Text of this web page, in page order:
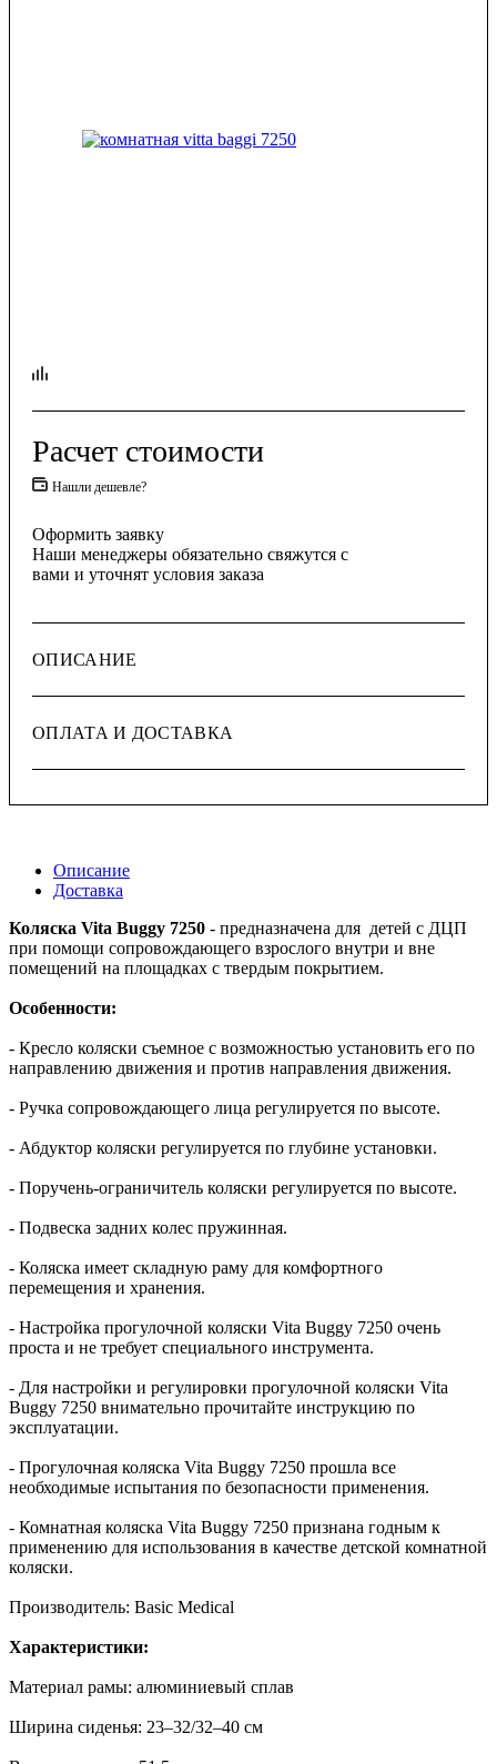
Расчет стоимости
Нашли дешевле?
Оформить заявку
Наши менеджеры обязательно свяжутся с
вами и уточнят условия заказа
ОПИСАНИЕ
ОПЛАТА И ДОСТАВКА
Описание
Доставка
Коляска Vita Buggy 7250 - предназначена для детей с ДЦП
при помощи сопровождающего взрослого внутри и вне
помещений на площадках с твердым покрытием.
Особенности:
- Кресло коляски съемное с возможностью установить его по
направлению движения и против направления движения.
- Ручка сопровождающего лица регулируется по высоте.
- Абдуктор коляски регулируется по глубине установки.
- Поручень-ограничитель коляски регулируется по высоте.
- Подвеска задних колес пружинная.
- Коляска имеет складную раму для комфортного
перемещения и хранения.
- Настройка прогулочной коляски Vita Buggy 7250 очень
проста и не требует специального инструмента.
- Для настройки и регулировки прогулочной коляски Vita
Buggy 7250 внимательно прочитайте инструкцию по
эксплуатации.
- Прогулочная коляска Vita Buggy 7250 прошла все
необходимые испытания по безопасности применения.
- Комнатная коляска Vita Buggy 7250 признана годным к
применению для использования в качестве детской комнатной
коляски.
Производитель: Basic Medical
Характеристики:
Материал рамы: алюминиевый сплав
Ширина сиденья: 23–32/32–40 см